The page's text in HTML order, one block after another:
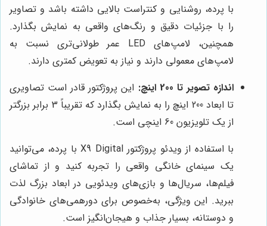
با پرده، روشنایی و کنتراست بالایی داشته باشد و تصاویر
را با جزئیات دقیق و رنگ‌های واقعی به نمایش بگذارد.
همچنین، لامپ‌های LED عمر طولانی‌تری نسبت به
لامپ‌های معمولی دارند و نیاز به تعویض کمتری دارند.
اندازه تصویر تا 200 اینچ:
این پروژکتور قادر است تصاویری
تا ابعاد 200 اینچ را به نمایش بگذارد که تقریباً 3 برابر بزرگتر
از یک تلویزیون 60 اینچی است.
با استفاده از ویدئو پروژکتور X9 Digital با پرده، می‌توانید
یک سینمای خانگی واقعی را تجربه کنید و از تماشای
فیلم‌ها، سریال‌ها و بازی‌های ویدئویی در ابعاد بزرگ لذت
ببرید. این ویژگی، به‌خصوص برای دورهمی‌های خانوادگی
و دوستانه، بسیار جذاب و هیجان‌انگیز است.